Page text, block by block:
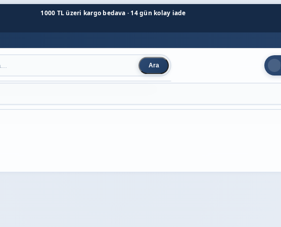
1000 TL üzeri kargo bedava · 14 gün kolay iade
Ara